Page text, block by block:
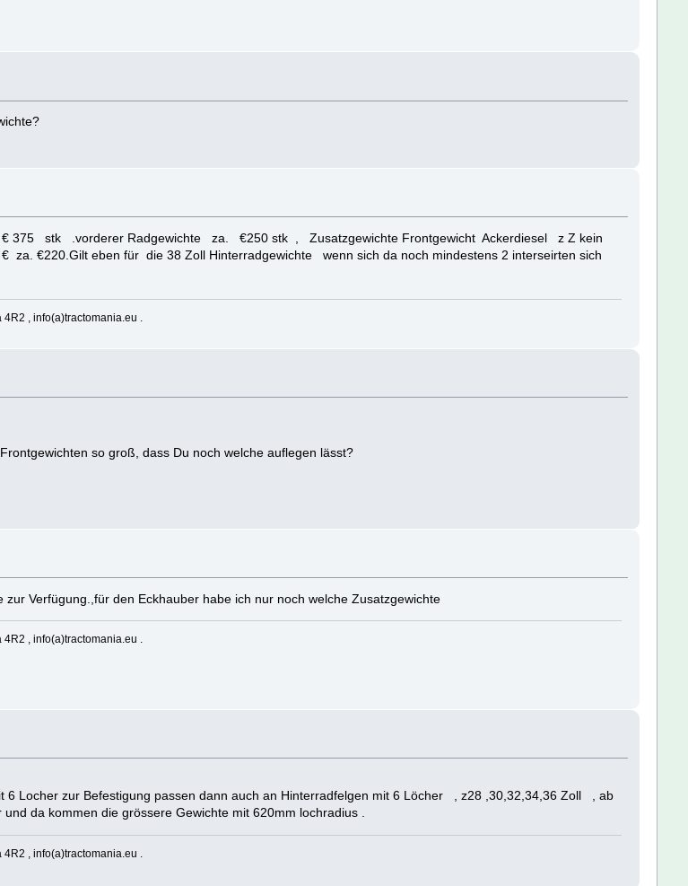
€ 375 stk .vorderer Radgewichte za. €250 stk , Zusatzgewichte Frontgewicht Ackerdiesel z Z kein
€220.Gilt eben für die 38 Zoll Hinterradgewichte wenn sich da noch mindestens 2 interseirten sich
, info(a)tractomania.eu .
so groß, dass Du noch welche auflegen lässt?
Verfügung.,für den Eckhauber habe ich nur noch welche Zusatzgewichte
, info(a)tractomania.eu .
6 Locher zur Befestigung passen dann auch an Hinterradfelgen mit 6 Löcher , z28 ,30,32,34,36 Zoll , ab
da kommen die grössere Gewichte mit 620mm lochradius .
, info(a)tractomania.eu .